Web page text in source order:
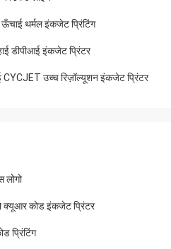
थर्मल इंकजेट प्रिंटिंग
डीपीआई इंकजेट प्रिंटर
CYCJET उच्च रिज़ॉल्यूशन इंकजेट प्रिंटर
लोगो
क्यूआर कोड इंकजेट प्रिंटर
प्रिंटिंग